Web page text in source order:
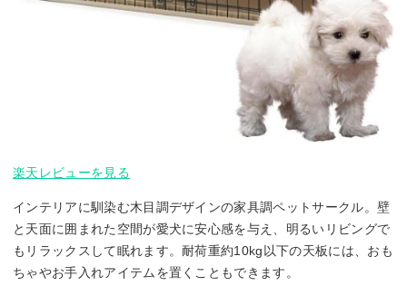
楽天レビューを見る
インテリアに馴染む木目調デザインの家具調ペットサークル。壁
と天面に囲まれた空間が愛犬に安心感を与え、明るいリビングで
もリラックスして眠れます。耐荷重約10kg以下の天板には、おも
ちゃやお手入れアイテムを置くこともできます。